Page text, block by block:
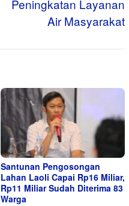
Peningkatan Layanan
Air Masyarakat
Santunan Pengosongan
Lahan Laoli Capai Rp16 Miliar,
Rp11 Miliar Sudah Diterima 83
Warga